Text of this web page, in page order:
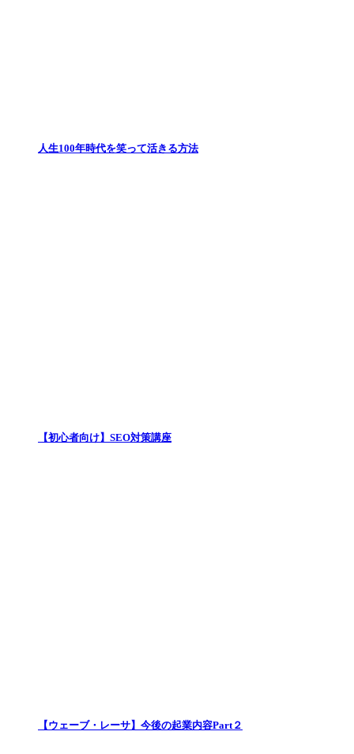
人生100年時代を笑って活きる方法
【初心者向け】SEO対策講座
【ウェーブ・レーサ】今後の起業内容Part２